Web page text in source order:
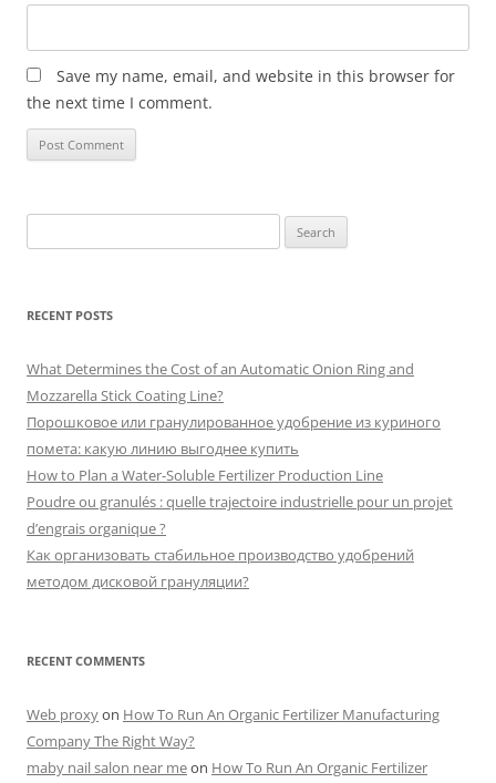
Save my name, email, and website in this browser for
the next time I comment.
for:
RECENT POSTS
What Determines the Cost of an Automatic Onion Ring and
Mozzarella Stick Coating Line?
Порошковое или гранулированное удобрение из куриного
помета: какую линию выгоднее купить
How to Plan a Water-Soluble Fertilizer Production Line
Poudre ou granulés : quelle trajectoire industrielle pour un projet
d’engrais organique ?
Как организовать стабильное производство удобрений
методом дисковой грануляции?
RECENT COMMENTS
Web proxyon How To Run An Organic Fertilizer Manufacturing
Company The Right Way?
maby nail salon near meon How To Run An Organic Fertilizer